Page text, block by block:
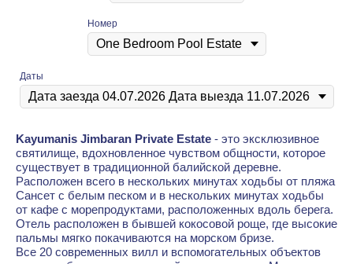
Номер
Даты
Kayumanis Jimbaran Private Estate - это эксклюзивное
святилище, вдохновленное чувством общности, которое
существует в традиционной балийской деревне.
Расположен всего в нескольких минутах ходьбы от пляжа
Сансет с белым песком и в нескольких минутах ходьбы
от кафе с морепродуктами, расположенных вдоль берега.
Отель расположен в бывшей кокосовой роще, где высокие
пальмы мягко покачиваются на морском бризе.
Все 20 современных вилл и вспомогательных объектов